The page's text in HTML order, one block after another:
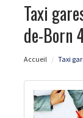
Taxi
de-Born
Accueil Taxi